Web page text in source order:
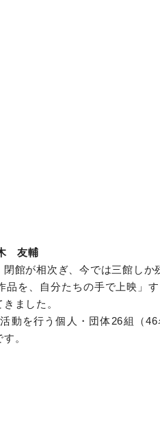
友輔
館が相次ぎ、今では三館しか
を、自分たちの手で上映」
ました。
動を行う個人・団体26組（
。